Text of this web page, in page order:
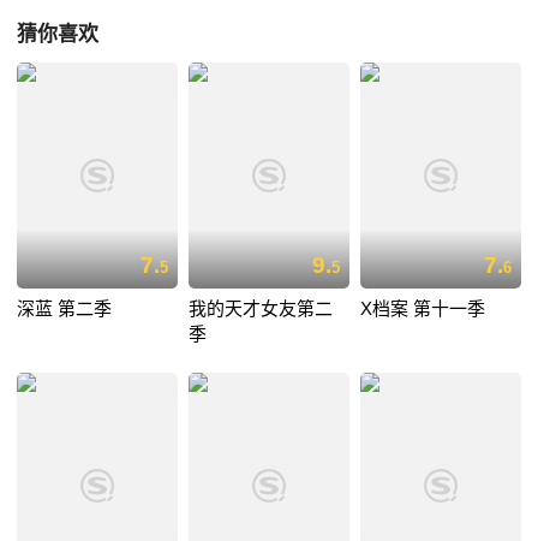
猜你喜欢
7.5
深蓝 第二季
9.5
我的天才女友第二
季
7.6
X档案 第十一季